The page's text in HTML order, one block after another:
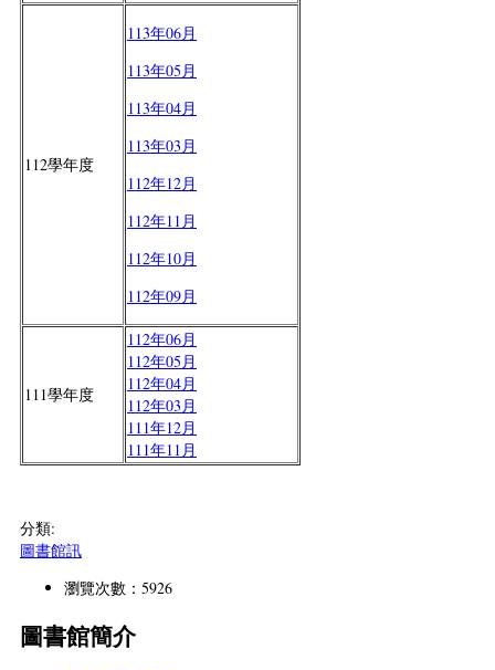
112學年度
113年06月
113年05月
113年04月
113年03月
112年12月
112年11月
112年10月
112年09月
111學年度
112年06月
112年05月
112年04月
112年03月
111年12月
111年11月
分類:
圖書館訊
瀏覽次數：5926
圖書館簡介